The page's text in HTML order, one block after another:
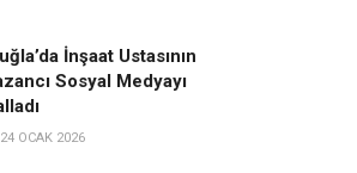
İnşaat Ustasının
Sosyal Medyayı
24 OCAK 2026